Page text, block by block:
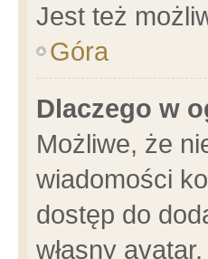
Jest też
Góra
Dlaczego w
Możliwe, że
wiadomości
dostęp do
własny